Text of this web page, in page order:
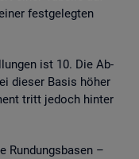
fest­ge­leg­ten
ist 10. Die Ab­
die­ser Basis höher
tritt je­doch hin­ter
Run­dungs­ba­sen –